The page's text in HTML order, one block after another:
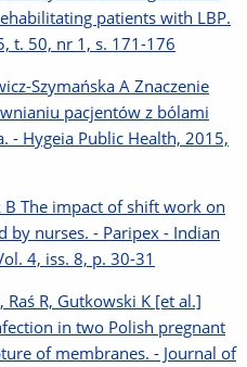
patients with LBP.
t. 50, nr 1, s. 171-176
Szymańska A Znaczenie
pacjentów z bólami
- Hygeia Public Health, 2015,
B The impact of shift work on
by nurses. - Paripex - Indian
4, iss. 8, p. 30-31
Raś R, Gutkowski K [et al.]
in two Polish pregnant
of membranes. - Journal of